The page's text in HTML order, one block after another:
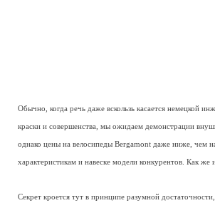
Обычно, когда речь даже вскользь касается немецкой
краски и совершенства, мы ожидаем демонстрации
однако цены на велосипеды Bergamont даже ниже, чем
характеристикам и навеске модели конкурентов. Как же
Секрет кроется тут в принципе разумной